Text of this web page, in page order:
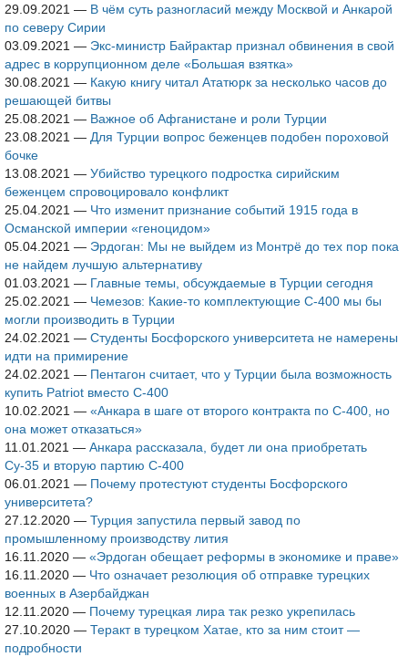
29.09.2021 — В чём суть разногласий между Москвой и Анкарой
по северу Сирии
03.09.2021 — Экс-министр Байрактар признал обвинения в свой
адрес в коррупционном деле «Большая взятка»
30.08.2021 — Какую книгу читал Ататюрк за несколько часов до
решающей битвы
25.08.2021 — Важное об Афганистане и роли Турции
23.08.2021 — Для Турции вопрос беженцев подобен пороховой
бочке
13.08.2021 — Убийство турецкого подростка сирийским
беженцем спровоцировало конфликт
25.04.2021 — Что изменит признание событий 1915 года в
Османской империи «геноцидом»
05.04.2021 — Эрдоган: Мы не выйдем из Монтрё до тех пор пока
не найдем лучшую альтернативу
01.03.2021 — Главные темы, обсуждаемые в Турции сегодня
25.02.2021 — Чемезов: Какие-то комплектующие С-400 мы бы
могли производить в Турции
24.02.2021 — Студенты Босфорского университета не намерены
идти на примирение
24.02.2021 — Пентагон считает, что у Турции была возможность
купить Patriot вместо С-400
10.02.2021 — «Анкара в шаге от второго контракта по С-400, но
она может отказаться»
11.01.2021 — Анкара рассказала, будет ли она приобретать
Су-35 и вторую партию С-400
06.01.2021 — Почему протестуют студенты Босфорского
университета?
27.12.2020 — Турция запустила первый завод по
промышленному производству лития
16.11.2020 — «Эрдоган обещает реформы в экономике и праве»
16.11.2020 — Что означает резолюция об отправке турецких
военных в Азербайджан
12.11.2020 — Почему турецкая лира так резко укрепилась
27.10.2020 — Теракт в турецком Хатае, кто за ним стоит —
подробности